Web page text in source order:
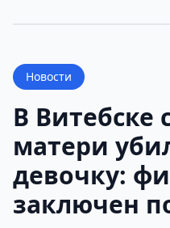
Новости
В Витебске
матери
девочку:
заключен